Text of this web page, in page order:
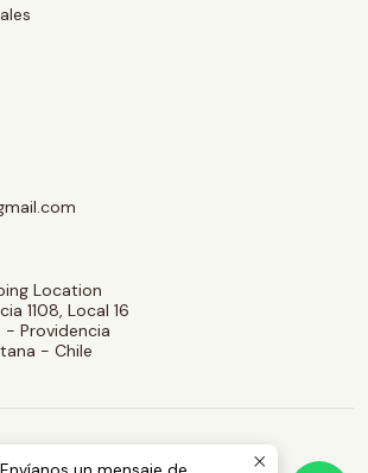
Location
1108, Local 16
Providencia
- Chile